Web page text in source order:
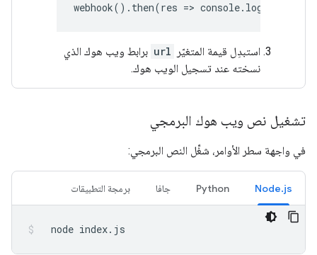
webhook(). then(res => console. log
استبدِل قيمة المتغيّر url برابط ويب هوك الذي
نسخته عند تسجيل الويب هوك.
تشغيل نص ويب هوك البرمجي
في واجهة سطر الأوامر، شغِّل النص البرمجي:
Node.js
Python جافا برمجة التطبيقات
node index.js